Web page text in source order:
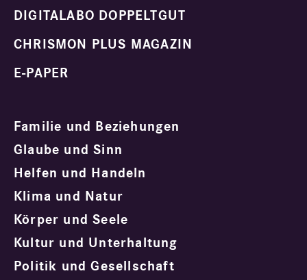
DIGITALABO DOPPELTGUT
CHRISMON PLUS MAGAZIN
E-PAPER
Familie und Beziehungen
Glaube und Sinn
Helfen und Handeln
Klima und Natur
Körper und Seele
Kultur und Unterhaltung
Politik und Gesellschaft